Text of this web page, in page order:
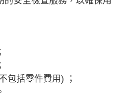
包括零件費用) ；